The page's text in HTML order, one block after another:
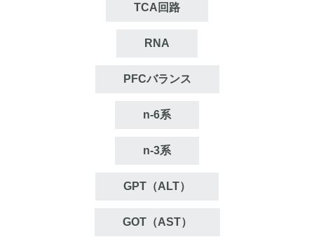
TCA回路
RNA
PFCバランス
n‐6系
n‐3系
GPT（ALT）
GOT（AST）